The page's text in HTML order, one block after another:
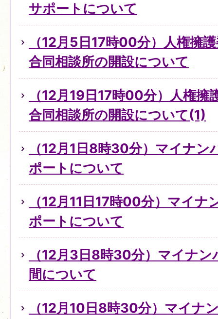
サポートについて
（12月5日17時00分）人権擁
合同相談所の開設について
（12月19日17時00分）人権擁
合同相談所の開設について(1)
（12月1日8時30分）マイナン
ポートについて
（12月11日17時00分）マイ
ポートについて
（12月3日8時30分）マイナ
間について
（12月10日8時30分）マイナ